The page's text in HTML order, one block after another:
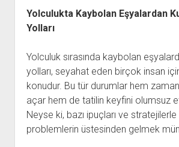
Yolculukta Kaybolan Eşyalardan
Yolları
Yolculuk sırasında kaybolan
yolları, seyahat eden birçok insan
konudur. Bu tür durumlar hem
açar hem de tatilin keyfini olumsuz
Neyse ki, bazı ipuçları ve stratejilerle
problemlerin üstesinden gelmek